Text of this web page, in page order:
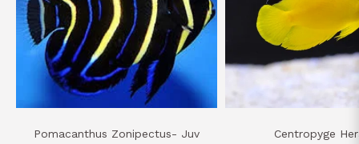
Pomacanthus Zonipectus- Juv Centropyge